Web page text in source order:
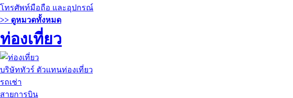
โทรศัพท์มือถือ และอุปกรณ์
>> ดูหมวดทั้งหมด
ท่องเที่ยว
บริษัททัวร์ ตัวแทนท่องเที่ยว
รถเช่า
สายการบิน